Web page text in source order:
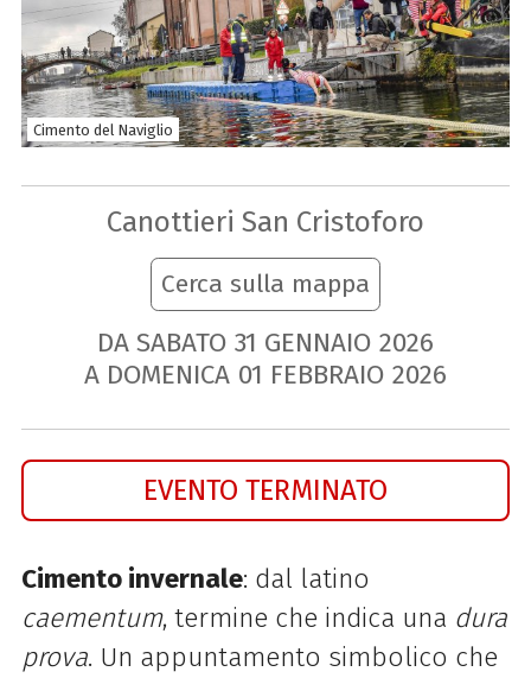
Cimento del Naviglio
Canottieri San Cristoforo
Cerca sulla mappa
DA SABATO 31 GENNAIO 2026
A DOMENICA 01 FEBBRAIO 2026
EVENTO TERMINATO
Cimento invernale: dal latino
caementum, termine che indica una dura
prova. Un appuntamento simbolico che